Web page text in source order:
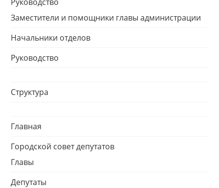
Заместители и помощники главы администрации
Начальники отделов
Руководство
Структура
Главная
Городской совет депутатов
Главы
Депутаты